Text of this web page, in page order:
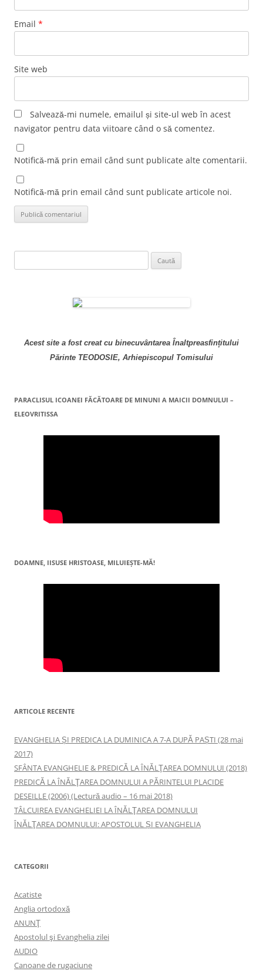
Email *
Site web
Salvează-mi numele, emailul și site-ul web în acest
navigator pentru data viitoare când o să comentez.
Notifică-mă prin email când sunt publicate alte comentarii.
Notifică-mă prin email când sunt publicate articole noi.
după:
Acest site a fost creat cu binecuvântarea Înaltpreasfințitului
Părinte TEODOSIE, Arhiepiscopul Tomisului
PARACLISUL ICOANEI FĂCĂTOARE DE MINUNI A MAICII DOMNULUI –
ELEOVRITISSA
DOAMNE, IISUSE HRISTOASE, MILUIEŞTE-MĂ!
ARTICOLE RECENTE
EVANGHELIA ȘI PREDICA LA DUMINICA A 7-A DUPĂ PAȘTI (28 mai
2017)
SFÂNTA EVANGHELIE & PREDICĂ LA ÎNĂLŢAREA DOMNULUI (2018)
PREDICĂ LA ÎNĂLŢAREA DOMNULUI A PĂRINTELUI PLACIDE
DESEILLE (2006) (Lectură audio – 16 mai 2018)
TÂLCUIREA EVANGHELIEI LA ÎNĂLŢAREA DOMNULUI
ÎNĂLŢAREA DOMNULUI: APOSTOLUL ȘI EVANGHELIA
CATEGORII
Acatiste
Anglia ortodoxă
ANUNŢ
Apostolul şi Evanghelia zilei
AUDIO
Canoane de rugaciune